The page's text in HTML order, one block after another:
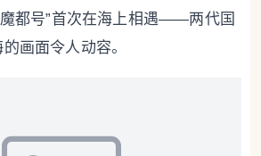
魔都号”首次在海上相遇——两代国
画面令人动容。